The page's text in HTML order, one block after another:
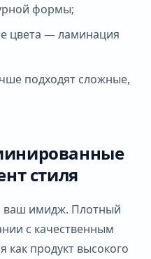
формы;
цвета — ламинация
подходят сложные,
стиля
ваш имидж. Плотный
с качественным
продукт высокого